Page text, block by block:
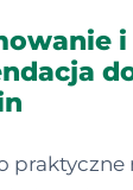
praktyczne